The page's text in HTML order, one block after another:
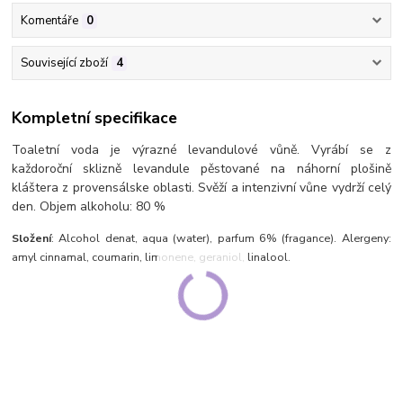
Komentáře 0
Související zboží 4
Kompletní specifikace
Toaletní voda je výrazné levandulové vůně. Vyrábí se z
každoroční sklizně levandule pěstované na náhorní plošině
kláštera z provensálske oblasti. Svěží a intenzivní vůne vydrží celý
den. Objem alkoholu: 80 %
Složení: Alcohol denat, aqua (water), parfum 6% (fragance). Alergeny:
amyl cinnamal, coumarin, limonene, geraniol, linalool.